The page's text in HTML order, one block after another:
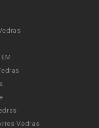
Vedras